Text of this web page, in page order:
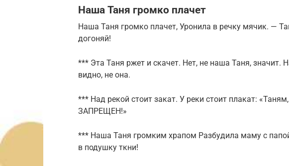
Наша Таня громко плачет
Наша Таня громко плачет, Уронила в речку мячик. —
догоняй!
*** Эта Таня ржет и скачет. Нет, не наша Таня, значит.
видно, не она.
*** Над рекой стоит закат. У реки стоит плакат:
ЗАПРЕЩЕН!»
*** Наша Таня громким храпом Разбудила маму с
в подушку ткни!